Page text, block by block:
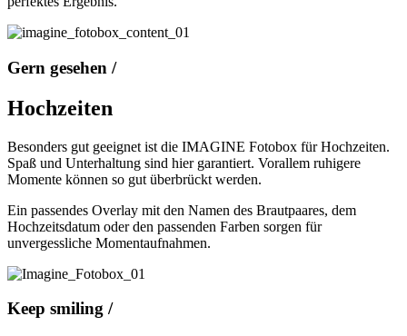
Gern gesehen /
Hochzeiten
Besonders gut geeignet ist die IMAGINE Fotobox für Hochzeiten.
Spaß und Unterhaltung sind hier garantiert. Vorallem ruhigere
Momente können so gut überbrückt werden.
Ein passendes Overlay mit den Namen des Brautpaares, dem
Hochzeitsdatum oder den passenden Farben sorgen für
unvergessliche Momentaufnahmen.
Keep smiling /